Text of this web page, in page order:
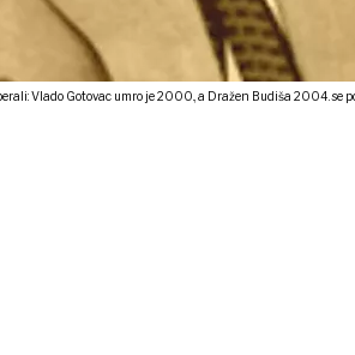
Vlado Gotovac umro je 2000., a Dražen Budiša 2004. se